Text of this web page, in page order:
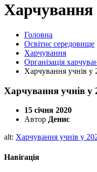
Харчування
Головна
Освітнє середовище
Харчування
Організація
Харчування учнів у
Харчування учнів у
15 січня 2020
Автор Денис
alt: Харчування учнів у
Навігація